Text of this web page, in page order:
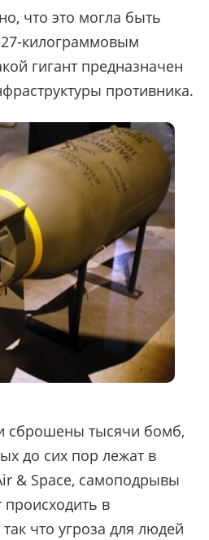
что это могла быть
килограммовым
гигант предназначен
противника.
сброшены тысячи бомб,
до сих пор лежат в
& Space, самоподрывы
происходить в
что угроза для людей